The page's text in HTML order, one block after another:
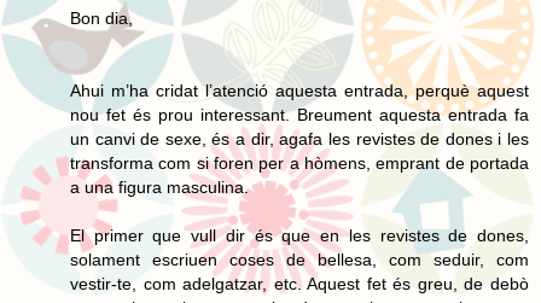
Bon dia,
Ahui m’ha cridat l’atenció aquesta entrada, perquè aquest
nou fet és prou interessant. Breument aquesta entrada fa
un canvi de sexe, és a dir, agafa les revistes de dones i les
transforma com si foren per a hòmens, emprant de portada
a una figura masculina.
El primer que vull dir és que en les revistes de dones,
solament escriuen coses de bellesa, com seduir, com
vestir-te, com adelgatzar, etc. Aquest fet és greu, de debò